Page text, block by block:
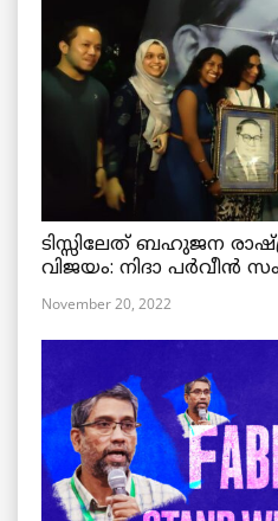
ടിസ്സിലേത് ബഹുജന
വിജയം: നിദാ പർവീൻ
November 20, 2022